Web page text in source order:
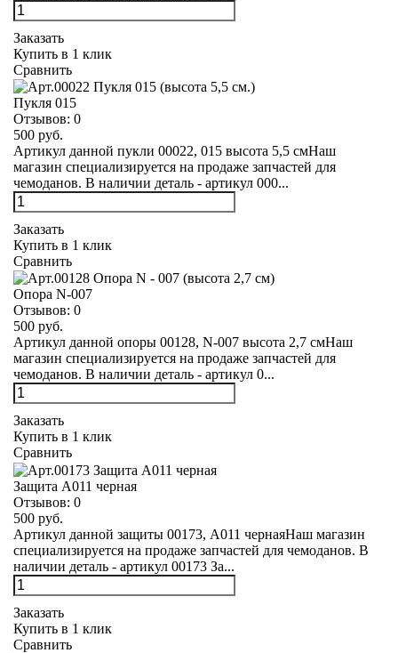
Заказать
Купить в 1 клик
Сравнить
Пукля 015
Отзывов: 0
500 руб.
Артикул данной пукли 00022, 015 высота 5,5 смНаш
магазин специализируется на продаже запчастей для
чемоданов. В наличии деталь - артикул 000...
Заказать
Купить в 1 клик
Сравнить
Опора N-007
Отзывов: 0
500 руб.
Артикул данной опоры 00128, N-007 высота 2,7 смНаш
магазин специализируется на продаже запчастей для
чемоданов. В наличии деталь - артикул 0...
Заказать
Купить в 1 клик
Сравнить
Защита А011 черная
Отзывов: 0
500 руб.
Артикул данной защиты 00173, А011 чернаяНаш магазин
специализируется на продаже запчастей для чемоданов. В
наличии деталь - артикул 00173 За...
Заказать
Купить в 1 клик
Сравнить